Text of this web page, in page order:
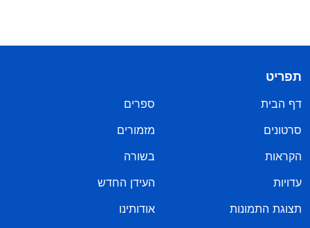
תפריט
דף הבית
ספרים
סרטונים
מזמורים
הקראות
בשורה
עדויות
העידן החדש
תצוגת התמונות
אודותינו